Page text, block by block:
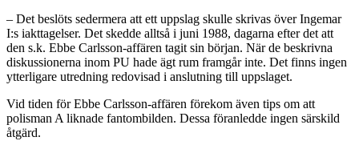
– Det beslöts sedermera att ett uppslag skulle skrivas över Ingemar
I:s iakttagelser. Det skedde alltså i juni 1988, dagarna efter det att
den s.k. Ebbe Carlsson-affären tagit sin början. När de beskrivna
diskussionerna inom PU hade ägt rum framgår inte. Det finns ingen
ytterligare utredning redovisad i anslutning till uppslaget.
Vid tiden för Ebbe Carlsson-affären förekom även tips om att
polisman A liknade fantombilden. Dessa föranledde ingen särskild
åtgärd.